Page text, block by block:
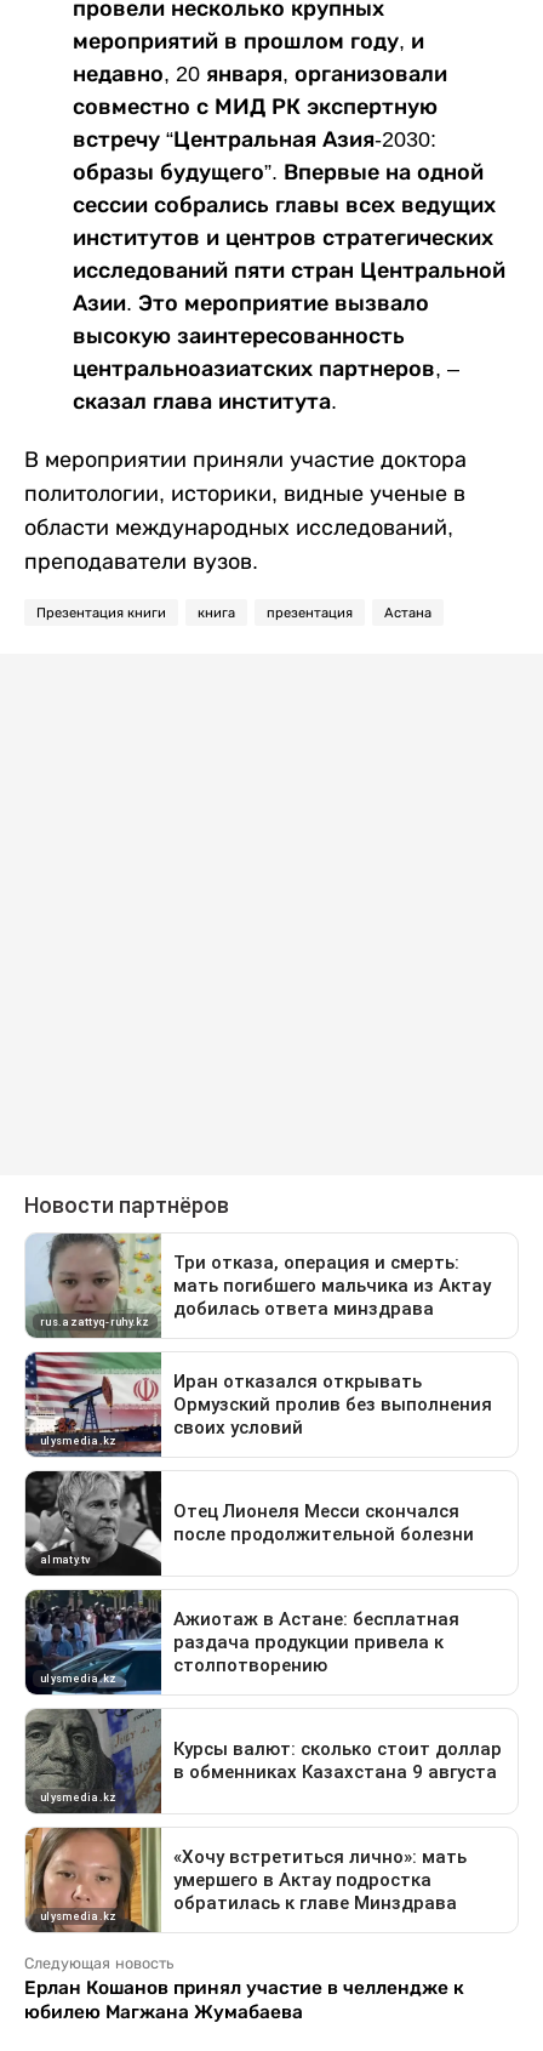
провели несколько крупных
мероприятий в прошлом году, и
недавно, 20 января, организовали
совместно с МИД РК экспертную
встречу “Центральная Азия-2030:
образы будущего”. Впервые на одной
сессии собрались главы всех ведущих
институтов и центров стратегических
исследований пяти стран Центральной
Азии. Это мероприятие вызвало
высокую заинтересованность
центральноазиатских партнеров, –
сказал глава института.
В мероприятии приняли участие доктора
политологии, историки, видные ученые в
области международных исследований,
преподаватели вузов.
Презентация книги книга презентация Астана
Следующая новость
Ерлан Кошанов принял участие в челлендже к
юбилею Магжана Жумабаева